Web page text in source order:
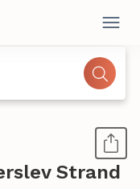
Strand